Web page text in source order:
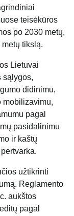
teisėkūros
po 2030 metų,
tikslą.
Lietuvai
sąlygos,
didinimu,
mobilizavimu,
pagal
pasidalinimu
ir kaštų
užtikrinti
Reglamento
aukštos
pagal